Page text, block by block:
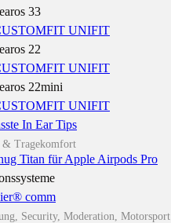
33
UNIFIT
22
UNIFIT
22mini
UNIFIT
In Ear Tips
Tragekomfort
Titan für Apple Airpods Pro
comm
Security, Moderation, Motorsport